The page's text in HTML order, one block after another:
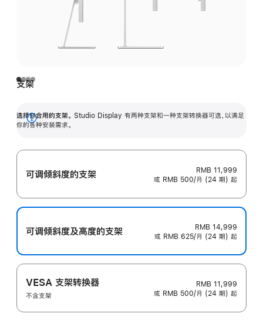
支架
选择你合用的支架。 Studio Display 有两种支架和一种支架转换器可选，以满足
你的各种安装需求。
展
可调倾斜度的支架
RMB 11,999
或 RMB 500/月 (24 期) 起
可调倾斜度及高‍度的支‍架
RMB 14,999
或 RMB 625/月 (24 期) 起
VESA 支架转换器
不含支架
RMB 11,999
或 RMB 500/月 (24 期) 起